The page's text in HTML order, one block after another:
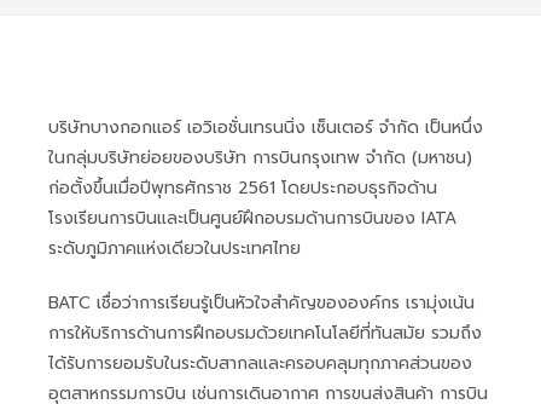
บริษัทบางกอกแอร์ เอวิเอชั่นเทรนนิ่ง เซ็นเตอร์ จำกัด เป็นหนึ่ง
ในกลุ่มบริษัทย่อยของบริษัท การบินกรุงเทพ จำกัด (มหาชน)
ก่อตั้งขึ้นเมื่อปีพุทธศักราช 2561 โดยประกอบธุรกิจด้าน
โรงเรียนการบินและเป็นศูนย์ฝึกอบรมด้านการบินของ IATA
ระดับภูมิภาคแห่งเดียวในประเทศไทย
BATC เชื่อว่าการเรียนรู้เป็นหัวใจสำคัญขององค์กร เรามุ่งเน้น
การให้บริการด้านการฝึกอบรมด้วยเทคโนโลยีที่ทันสมัย รวมถึง
ได้รับการยอมรับในระดับสากลและครอบคลุมทุกภาคส่วนของ
อุตสาหกรรมการบิน เช่นการเดินอากาศ การขนส่งสินค้า การบิน